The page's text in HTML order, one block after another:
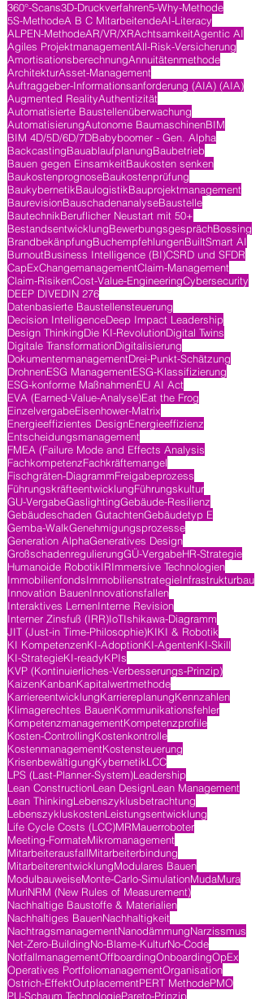
360°-Scans3D-Druckverfahren5-Why-Methode
5S-MethodeA B C MitarbeitendeAI-Literacy
ALPEN-MethodeAR/VR/XRAchtsamkeitAgentic AI
Agiles ProjektmanagementAll-Risk-Versicherung
AmortisationsberechnungAnnuitätenmethode
ArchitekturAsset-Management
Auftraggeber-Informationsanforderung (AIA) (AIA)
Augmented RealityAuthentizität
Automatisierte Baustellenüberwachung
AutomatisierungAutonome BaumaschinenBIM
BIM 4D/5D/6D/7DBabyboomer - Gen. Alpha
BackcastingBauablaufplanungBaubetrieb
Bauen gegen EinsamkeitBaukosten senken
BaukostenprognoseBaukostenprüfung
BaukybernetikBaulogistikBauprojektmanagement
BaurevisionBauschadenanalyseBaustelle
BautechnikBeruflicher Neustart mit 50+
BestandsentwicklungBewerbungsgesprächBossing
BrandbekänpfungBuchempfehlungenBuiltSmart AI
BurnoutBusiness Intelligence (BI)CSRD und SFDR
CapExChangemanagementClaim-Management
Claim-RisikenCost-Value-EngineeringCybersecurity
DEEP DIVEDIN 276
Datenbasierte Baustellensteuerung
Decision IntelligenceDeep Impact Leadership
Design ThinkingDie KI-RevolutionDigital Twins
Digitale TransformationDigitalisierung
DokumentenmanagementDrei-Punkt-Schätzung
DrohnenESG ManagementESG-Klassifizierung
ESG-konforme MaßnahmenEU AI Act
EVA (Earned-Value-Analyse)Eat the Frog
EinzelvergabeEisenhower-Matrix
Energieeffizientes DesignEnergieeffizienz
Entscheidungsmanagement
FMEA (Failure Mode and Effects Analysis
FachkompetenzFachkräftemangel
Fischgräten-DiagrammFreigabeprozess
FührungskräfteentwicklungFührungskultur
GU-VergabeGaslightingGebäude-Resilienz
Gebäudeschaden GutachtenGebäudetyp E
Gemba-WalkGenehmigungsprozesse
Generation AlphaGeneratives Design
GroßschadenregulierungGÜ-VergabeHR-Strategie
Humanoide RobotikIRImmersive Technologien
ImmobilienfondsImmobilienstrategieInfrastrukturbau
Innovation BauenInnovationsfallen
Interaktives LernenInterne Revision
Interner Zinsfuß (IRR)IoTIshikawa-Diagramm
JIT (Just-in Time-Philosophie)KIKI & Robotik
KI KompetenzenKI-AdoptionKI-AgentenKI-Skill
KI-StrategieKI-readyKPIs
KVP (Kontinuierliches-Verbesserungs-Prinzip)
KaizenKanbanKapitalwertmethode
KarriereentwicklungKarriereplanungKennzahlen
Klimagerechtes BauenKommunikationsfehler
KompetenzmanagementKompetenzprofile
Kosten-ControllingKostenkontrolle
KostenmanagementKostensteuerung
KrisenbewältigungKybernetikLCC
LPS (Last-Planner-System)Leadership
Lean ConstructionLean DesignLean Management
Lean ThinkingLebenszyklusbetrachtung
LebenszykluskostenLeistungsentwicklung
Life Cycle Costs (LCC)MRMauerroboter
Meeting-FormateMikromanagement
MitarbeiterausfallMitarbeiterbindung
MitarbeiterentwicklungModulares Bauen
ModulbauweiseMonte-Carlo-SimulationMudaMura
MuriNRM (New Rules of Measurement)
Nachhaltige Baustoffe & Materialien
Nachhaltiges BauenNachhaltigkeit
NachtragsmanagementNanodämmungNarzissmus
Net-Zero-BuildingNo-Blame-KulturNo-Code
NotfallmanagementOffboardingOnboardingOpEx
Operatives PortfoliomanagementOrganisation
Ostrich-EffektOutplacementPERT MethodePMO
PU-Schaum TechnologiePareto-Prinzip